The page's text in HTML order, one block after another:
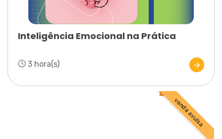
Inteligência Emocional na Prática
3 hora(s)
venda avulsa